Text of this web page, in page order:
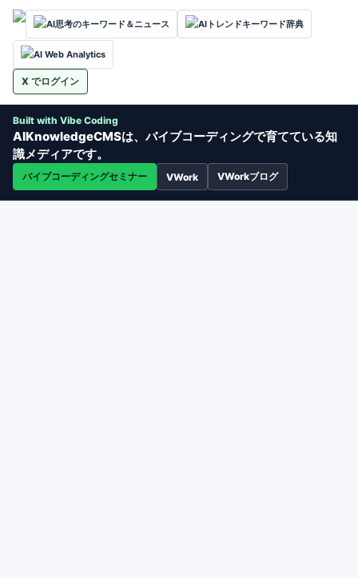
AI思考のキーワード＆ニュース AIトレンドキーワード辞典
AI Web Analytics
X でログイン
Built with Vibe Coding
AIKnowledgeCMSは、バイブコーディングで育てている知
識メディアです。
バイブコーディングセミナー VWork VWorkブログ